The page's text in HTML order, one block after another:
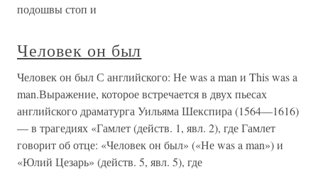
подошвы стоп и
Человек он был
Человек он был С английского: Не was a man и This was a
man.Выражение, которое встречается в двух пьесах
английского драматурга Уильяма Шекспира (1564—1616)
— в трагедиях «Гамлет (действ. 1, явл. 2), где Гамлет
говорит об отце: «Человек он был» («Не was a man») и
«Юлий Цезарь» (действ. 5, явл. 5), где